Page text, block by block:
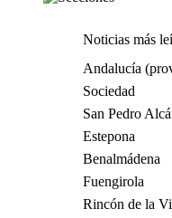
Noticias más
Andalucía
Sociedad
San Pedro
Estepona
Benalmádena
Fuengirola
Rincón de la